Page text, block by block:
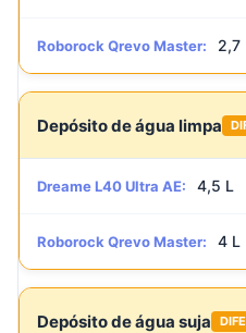
Roborock Qrevo Master: 2,7
Depósito de água limpa
Dreame L40 Ultra AE: 4,5 L
Roborock Qrevo Master: 4 L
Depósito de água suja